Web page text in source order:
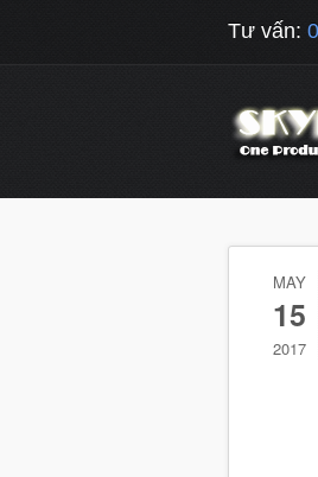
Tư vấn:
MAY
15
2017